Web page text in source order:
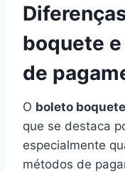
boquete
de
O boleto boquete
que se destaca
especialmente
métodos de